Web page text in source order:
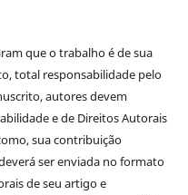
que o trabalho é de sua
total responsabilidade pelo
autores devem
e de Direitos Autorais
sua contribuição
ser enviada no formato
de seu artigo e